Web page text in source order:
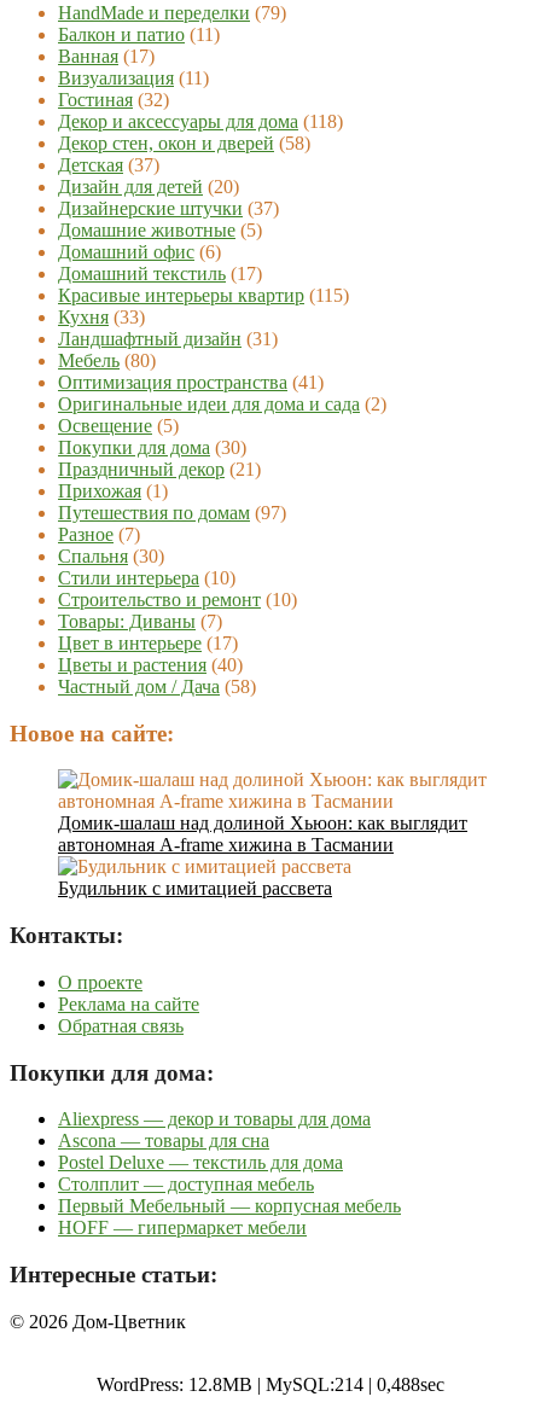
HandMade и переделки (79)
Балкон и патио (11)
Ванная (17)
Визуализация (11)
Гостиная (32)
Декор и аксессуары для дома (118)
Декор стен, окон и дверей (58)
Детская (37)
Дизайн для детей (20)
Дизайнерские штучки (37)
Домашние животные (5)
Домашний офис (6)
Домашний текстиль (17)
Красивые интерьеры квартир (115)
Кухня (33)
Ландшафтный дизайн (31)
Мебель (80)
Оптимизация пространства (41)
Оригинальные идеи для дома и сада (2)
Освещение (5)
Покупки для дома (30)
Праздничный декор (21)
Прихожая (1)
Путешествия по домам (97)
Разное (7)
Спальня (30)
Стили интерьера (10)
Строительство и ремонт (10)
Товары: Диваны (7)
Цвет в интерьере (17)
Цветы и растения (40)
Частный дом / Дача (58)
Новое на сайте:
Домик-шалаш над долиной Хьюон: как выглядит
автономная A-frame хижина в Тасмании
Будильник с имитацией рассвета
Контакты:
О проекте
Реклама на сайте
Обратная связь
Покупки для дома:
Aliexpress — декор и товары для дома
Ascona — товары для сна
Postel Deluxe — текстиль для дома
Столплит — доступная мебель
Первый Мебельный — корпусная мебель
HOFF — гипермаркет мебели
Интересные статьи:
© 2026 Дом-Цветник
WordPress: 12.8MB | MySQL:214 | 0,488sec